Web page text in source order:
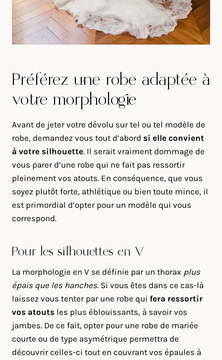
Préférez une robe adaptée à
votre morphologie
Avant de jeter votre dévolu sur tel ou tel modèle de
robe, demandez vous tout d’abord si elle convient
à votre silhouette. Il serait vraiment dommage de
vous parer d’une robe qui ne fait pas ressortir
pleinement vos atouts. En conséquence, que vous
soyez plutôt forte, athlétique ou bien toute mince, il
est primordial d’opter pour un modèle qui vous
correspond.
Pour les silhouettes en V
La morphologie en V se définie par un thorax plus
épais que les hanches. Si vous êtes dans ce cas-là
laissez vous tenter par une robe qui fera ressortir
vos atouts les plus éblouissants, à savoir vos
jambes. De ce fait, opter pour une robe de mariée
courte ou de type asymétrique permettra de
découvrir celles-ci tout en couvrant vos épaules à